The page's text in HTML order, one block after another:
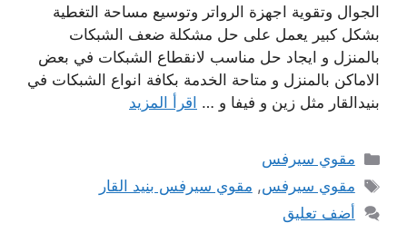
الجوال وتقوية اجهزة الرواتر وتوسيع مساحة التغطية
بشكل كبير يعمل على حل مشكلة ضعف الشبكات
بالمنزل و ايجاد حل مناسب لانقطاع الشبكات في بعض
الاماكن بالمنزل و متاحة الخدمة بكافة انواع الشبكات في
بنيدالقار مثل زين و فيفا و … اقرأ المزيد
التصنيفات
مقوي سيرفس
الوسوم
مقوي سيرفس, مقوي سيرفس بنيد القار
أضف تعليق